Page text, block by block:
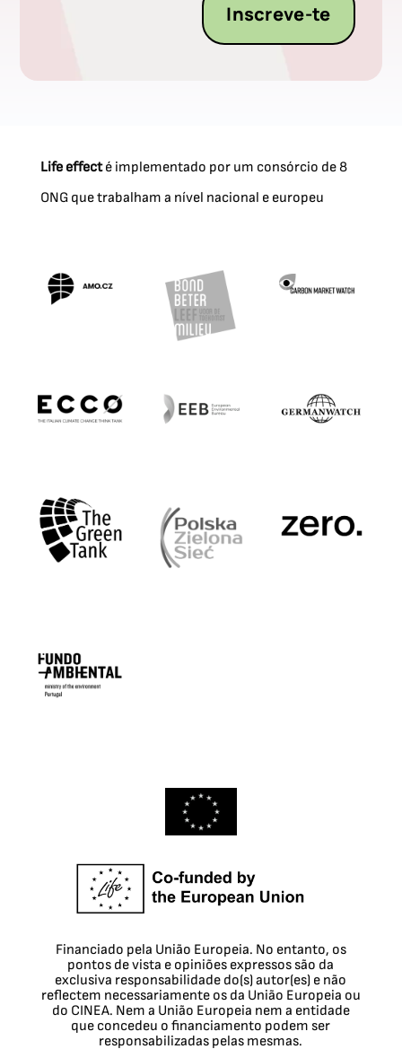
Inscreve-te
Life effecté implementado por um consórcio de 8
ONG que trabalham a nível nacional e europeu
Financiado pela União Europeia. No entanto, os
pontos de vista e opiniões expressos são da
exclusiva responsabilidade do(s) autor(es) e não
reflectem necessariamente os da União Europeia ou
do CINEA. Nem a União Europeia nem a entidade
que concedeu o financiamento podem ser
responsabilizadas pelas mesmas.